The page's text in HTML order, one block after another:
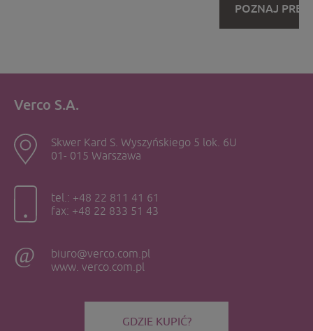
POZNAJ
Verco S.A.
Skwer Kard S. Wyszyńskiego 5 lok. 6U
01- 015 Warszawa
tel.: +48 22 811 41 61
fax: +48 22 833 51 43
biuro@verco.com.pl
www. verco.com.pl
GDZIE KUPIĆ?